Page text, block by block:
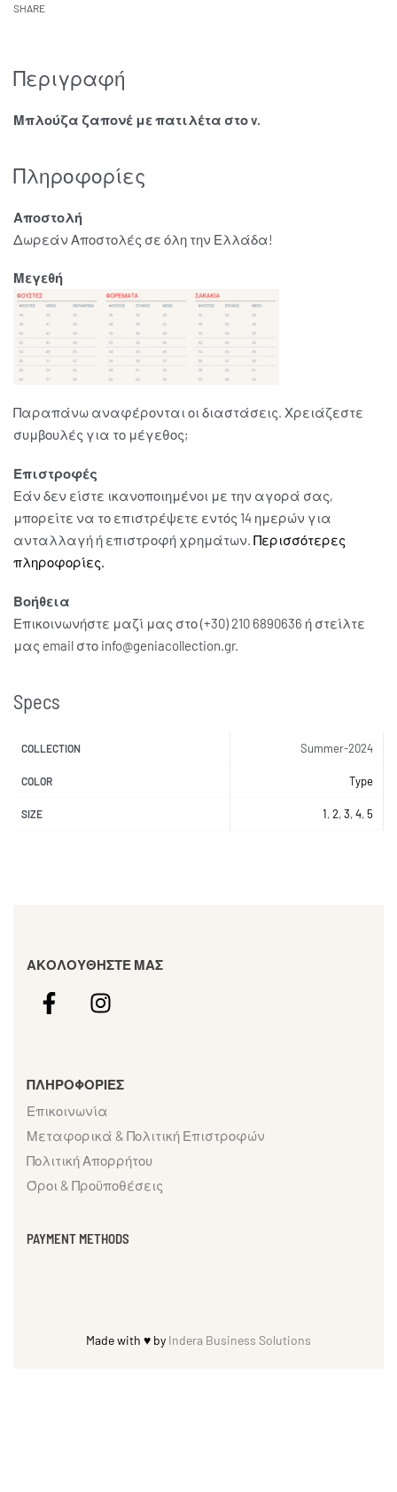
SHARE
Περιγραφή
Μπλούζα ζαπονέ με πατιλέτα στο v.
Πληροφορίες
Αποστολή
Δωρεάν Αποστολές σε όλη την Ελλάδα!
Μεγεθή
Παραπάνω αναφέρονται οι διαστάσεις. Χρειάζεστε
συμβουλές για το μέγεθος;
Επιστροφές
Εάν δεν είστε ικανοποιημένοι με την αγορά σας,
μπορείτε να το επιστρέψετε εντός 14 ημερών για
ανταλλαγή ή επιστροφή χρημάτων. Περισσότερες
πληροφορίες.
Βοήθεια
Επικοινωνήστε μαζί μας στο (+30) 210 6890636 ή στείλτε
μας email στο info@geniacollection.gr.
Specs
COLLECTION Summer-2024
COLOR Type
SIZE 1,2,3,4,5
ΑΚΟΛΟΥΘΗΣΤΕ ΜΑΣ
ΠΛΗΡΟΦΟΡΙΕΣ
Επικοινωνία
Μεταφορικά & Πολιτική Επιστροφών
Πολιτική Απορρήτου
Όροι & Προϋποθέσεις
PAYMENT METHODS
Made with ♥ by Indera Business Solutions